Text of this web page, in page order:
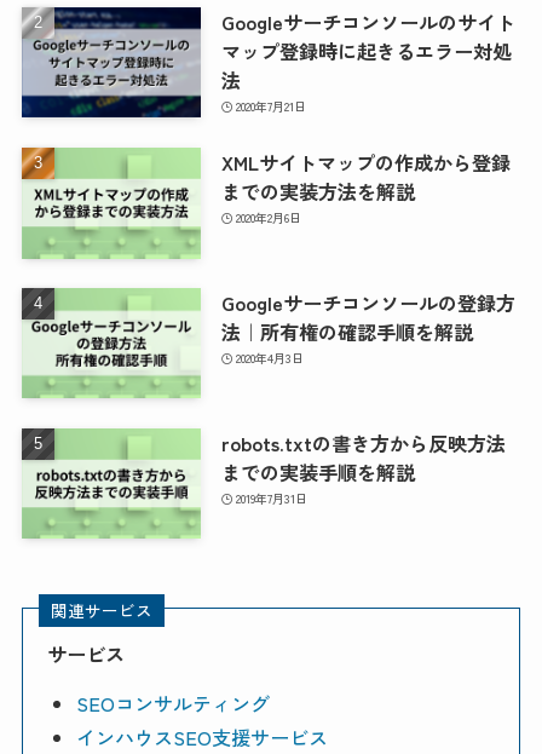
Googleサーチコンソールのサイト
マップ登録時に起きるエラー対処
法
2020年7月21日
XMLサイトマップの作成から登録
までの実装方法を解説
2020年2月6日
Googleサーチコンソールの登録方
法｜所有権の確認手順を解説
2020年4月3日
robots.txtの書き方から反映方法
までの実装手順を解説
2019年7月31日
関連サービス
サービス
SEOコンサルティング
インハウスSEO支援サービス